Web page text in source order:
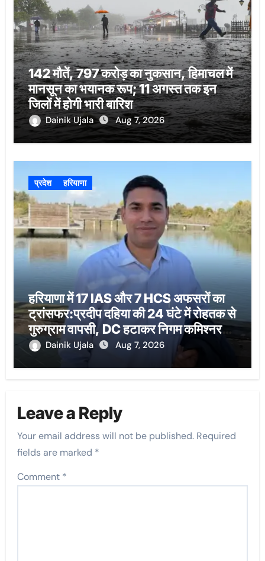
142 मौतें, 797 करोड़ का नुकसान, हिमाचल में
मानसून का भयानक रूप; 11 अगस्त तक इन
जिलों में होगी भारी बारिश
Dainik Ujala Aug 7, 2026
प्रदेश हरियाणा
हरियाणा में 17 IAS और 7 HCS अफसरों का
ट्रांसफर:प्रदीप दहिया की 24 घंटे में रोहतक से
गुरुग्राम वापसी, DC हटाकर निगम कमिश्नर
बनायाDainik Ujala Aug 7, 2026
Leave a Reply
Your email address will not be published. Required
fields are marked *
Comment *